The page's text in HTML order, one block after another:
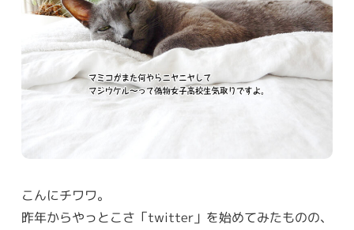
こんにチワワ。
昨年からやっとこさ「twitter」を始めてみたものの、